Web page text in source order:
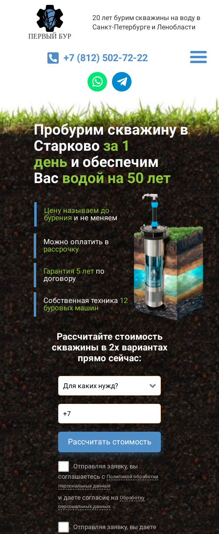
ПЕРВЫЙ БУР
20 лет бурим скважины на воду в
Санкт-Петербурге и Ленобласти
+7 (812) 502-72-22
Пробурим скважину в
Старково за 1
деньиобеспечим
Васводой на 50 лет
Цену называем до
буренияи не меняем
Собственная техника 12
буровых машин
Можно оплатить в
рассрочку
Рассчитайте стоимость
скважины в 2х вариантах
прямо сейчас:
Для каких нужд?
Рассчитать стоимость
Отправляя заявку, вы
соглашаетесь с Политикой обработки
персональных данных
и даете согласие на Обработку
персональных данных
Отправляя заявку, вы даете
Гарантия 5 лет по
договору